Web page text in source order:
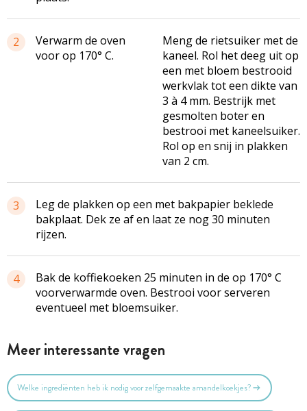
2
Verwarm de oven
voor op 170° C.
Meng de rietsuiker met de
kaneel. Rol het deeg uit op
een met bloem bestrooid
werkvlak tot een dikte van
3 à 4 mm. Bestrijk met
gesmolten boter en
bestrooi met kaneelsuiker.
Rol op en snij in plakken
van 2 cm.
3
Leg de plakken op een met bakpapier beklede
bakplaat. Dek ze af en laat ze nog 30 minuten
rijzen.
4
Bak de koffiekoeken 25 minuten in de op 170° C
voorverwarmde oven. Bestrooi voor serveren
eventueel met bloemsuiker.
Meer interessante vragen
Welke ingrediënten heb ik nodig voor zelfgemaakte amandelkoekjes?